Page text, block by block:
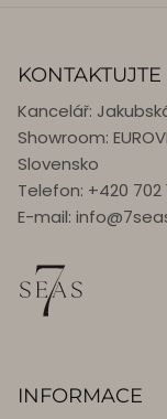
Kancelář:
Showroom:
Slovensko
Telefon: +420 702
E-mail:
INFORMACE